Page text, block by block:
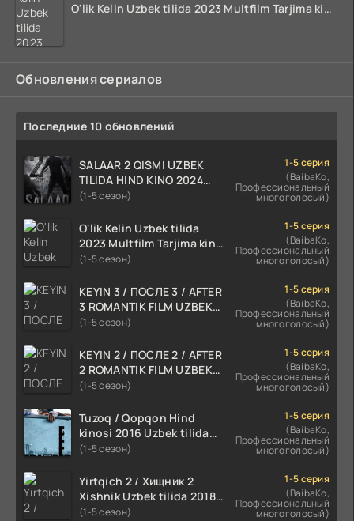
O'lik Kelin Uzbek tilida 2023 Multfilm Tarjima kino skachat
Обновления сериалов
Последние 10 обновлений
SALAAR 2 QISMI UZBEK
TILIDA HIND KINO 2024
TARJIMA 720p HD Skachat
(1-5 сезон)
1-5 серия
(BaibaKo,
Профессиональный
многоголосый)
O'lik Kelin Uzbek tilida
2023 Multfilm Tarjima kino
skachat
(1-5 сезон)
1-5 серия
(BaibaKo,
Профессиональный
многоголосый)
KEYIN 3 / ПОСЛЕ 3 / AFTER
3 ROMANTIK FILM UZBEK
TILIDA 2021 TARJIMA FILM
(1-5 сезон)
1-5 серия
(BaibaKo,
Профессиональный
многоголосый)
KEYIN 2 / ПОСЛЕ 2 / AFTER
2 ROMANTIK FILM UZBEK
TILIDA 2020 TARJIMA FILM
(1-5 сезон)
1-5 серия
(BaibaKo,
Профессиональный
многоголосый)
Tuzoq / Qopqon Hind
kinosi 2016 Uzbek tilida
tarjima film HD
(1-5 сезон)
1-5 серия
(BaibaKo,
Профессиональный
многоголосый)
Yirtqich 2 / Хищник 2
Xishnik Uzbek tilida 2018-
2024 O'zbekcha tarjima
(1-5 сезон)
1-5 серия
(BaibaKo,
Профессиональный
многоголосый)